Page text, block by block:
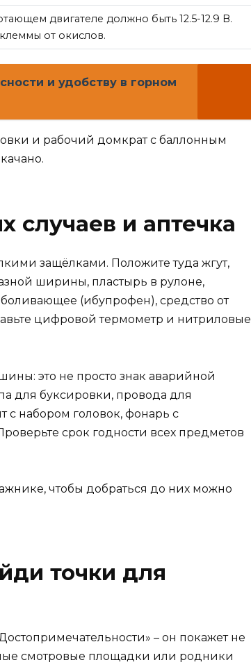
двигателе должно быть 12.5-12.9 В.
от окислов.
и удобству в горном
и рабочий домкрат с баллонным
случаев и аптечка
защёлками. Положите туда жгут,
ширины, пластырь в рулоне,
(ибупрофен), средство от
цифровой термометр и нитриловые
это не просто знак аварийной
для буксировки, провода для
с набором головок, фонарь с
срок годности всех предметов
чтобы добраться до них можно
точки для
– он покажет не
смотровые площадки или родники